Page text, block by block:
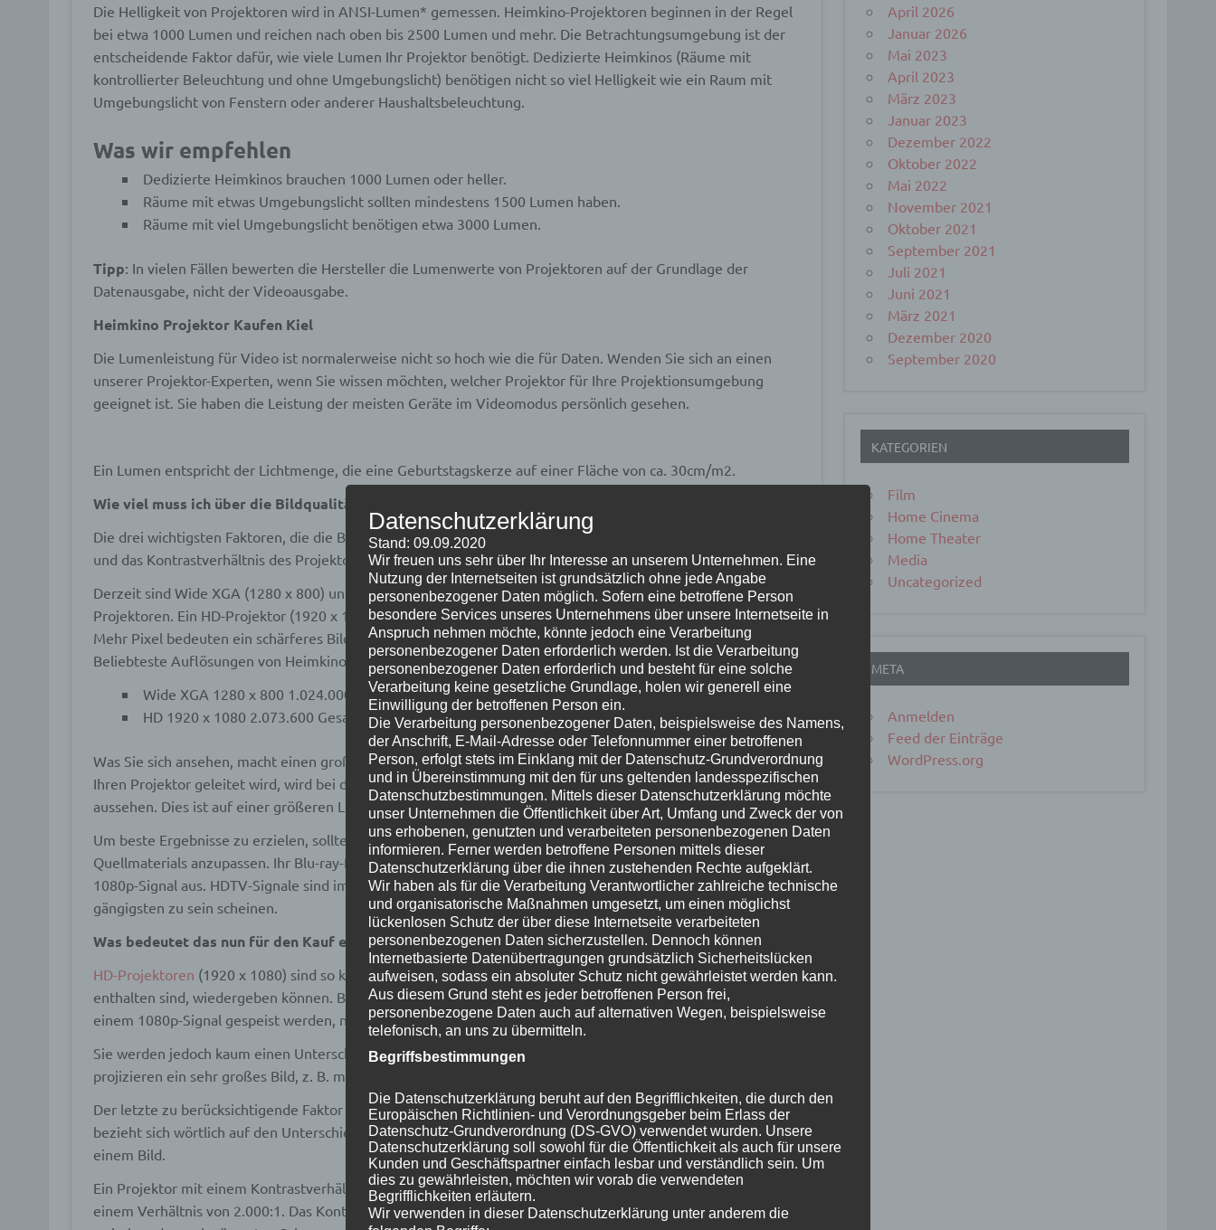
Die Helligkeit von Projektoren wird in ANSI-Lumen* gemessen. Heimkino-Projektoren beginnen in der Regel
bei etwa 1000 Lumen und reichen nach oben bis 2500 Lumen und mehr. Die Betrachtungsumgebung ist der
entscheidende Faktor dafür, wie viele Lumen Ihr Projektor benötigt. Dedizierte Heimkinos (Räume mit
kontrollierter Beleuchtung und ohne Umgebungslicht) benötigen nicht so viel Helligkeit wie ein Raum mit
Umgebungslicht von Fenstern oder anderer Haushaltsbeleuchtung.
Was wir empfehlen
Dedizierte Heimkinos brauchen 1000 Lumen oder heller.
Räume mit etwas Umgebungslicht sollten mindestens 1500 Lumen haben.
Räume mit viel Umgebungslicht benötigen etwa 3000 Lumen.
Tipp: In vielen Fällen bewerten die Hersteller die Lumenwerte von Projektoren auf der Grundlage der
Datenausgabe, nicht der Videoausgabe.
Heimkino Projektor Kaufen Kiel
Die Lumenleistung für Video ist normalerweise nicht so hoch wie die für Daten. Wenden Sie sich an einen
unserer Projektor-Experten, wenn Sie wissen möchten, welcher Projektor für Ihre Projektionsumgebung
geeignet ist. Sie haben die Leistung der meisten Geräte im Videomodus persönlich gesehen.
Ein Lumen entspricht der Lichtmenge, die eine Geburtstagskerze auf einer Fläche von ca. 30cm/m2.
Wie viel muss ich über die Bildqualität wissen?
Die drei wichtigsten Faktoren, die die Bildqualität beeinflussen, sind die native Auflösung, Ihr Quellmaterial
und das Kontrastverhältnis des Projektors.
Derzeit sind Wide XGA (1280 x 800) und HD (1920 x 1080) die gängigsten Auflösungen für Heimkino-
Projektoren. Ein HD-Projektor (1920 x 1080) hat etwa doppelt so viele Pixel wie ein Wide XGA-Projektor.
Mehr Pixel bedeuten ein schärferes Bild und eine bessere Kompatibilität mit High-Definition-Quellen.
Beliebteste Auflösungen von Heimkino-Projektoren
Wide XGA 1280 x 800 1.024.000 Gesamtpixel
HD 1920 x 1080 2.073.600 Gesamtpixel
Was Sie sich ansehen, macht einen großen Unterschied in der Bildqualität. Ein minderwertiges Signal, das an
Ihren Projektor geleitet wird, wird bei der Projektion höchstwahrscheinlich wie ein minderwertiges Bild
aussehen. Dies ist auf einer größeren Leinwand noch deutlicher zu sehen.
Um beste Ergebnisse zu erzielen, sollten Sie versuchen, den Projektor an die native Auflösung Ihres
Quellmaterials anzupassen. Ihr Blu-ray-Player, die PlayStation 3 und die Xbox 360 geben normalerweise ein
1080p-Signal aus. HDTV-Signale sind immer noch nicht vollständig standardisiert, obwohl 720p und 1080i die
gängigsten zu sein scheinen.
Was bedeutet das nun für den Kauf eines Projektors?
HD-Projektoren (1920 x 1080) sind so konzipiert, dass sie alle reichhaltigen Details, die in einem 1080p-Signal
enthalten sind, wiedergeben können. Breite XGA-Projektoren liefern großartige Ergebnisse, wenn sie mit
einem 1080p-Signal gespeist werden, nur nicht so großartig wie ihre HD-Pendants.
Sie werden jedoch kaum einen Unterschied zwischen den beiden feststellen können, es sei denn, Sie
projizieren ein sehr großes Bild, z. B. mit einer Diagonale von einem Meter oder mehr.
Der letzte zu berücksichtigende Faktor ist das Kontrastverhältnis eines Projektors. Das Kontrastverhältnis
bezieht sich wörtlich auf den Unterschied zwischen dem schwärzesten Schwarz und dem weißesten Weiß in
einem Bild.
Ein Projektor mit einem Kontrastverhältnis von 10.000:1 ist nicht unbedingt fünfmal besser als einer mit
einem Verhältnis von 2.000:1. Das Kontrastverhältnis berücksichtigt nicht, wie der Projektor alle Grautöne
April 2026
Januar 2026
Mai 2023
April 2023
März 2023
Januar 2023
Dezember 2022
Oktober 2022
Mai 2022
November 2021
Oktober 2021
September 2021
Juli 2021
Juni 2021
März 2021
Dezember 2020
September 2020
KATEGORIEN
Film
Home Cinema
Home Theater
Media
Uncategorized
META
Anmelden
Feed der Einträge
WordPress.org
Datenschutzerklärung
Stand: 09.09.2020
Wir freuen uns sehr über Ihr Interesse an unserem Unternehmen. Eine
Nutzung der Internetseiten ist grundsätzlich ohne jede Angabe
personenbezogener Daten möglich. Sofern eine betroffene Person
besondere Services unseres Unternehmens über unsere Internetseite in
Anspruch nehmen möchte, könnte jedoch eine Verarbeitung
personenbezogener Daten erforderlich werden. Ist die Verarbeitung
personenbezogener Daten erforderlich und besteht für eine solche
Verarbeitung keine gesetzliche Grundlage, holen wir generell eine
Einwilligung der betroffenen Person ein.
Die Verarbeitung personenbezogener Daten, beispielsweise des Namens,
der Anschrift, E-Mail-Adresse oder Telefonnummer einer betroffenen
Person, erfolgt stets im Einklang mit der Datenschutz-Grundverordnung
und in Übereinstimmung mit den für uns geltenden landesspezifischen
Datenschutzbestimmungen. Mittels dieser Datenschutzerklärung möchte
unser Unternehmen die Öffentlichkeit über Art, Umfang und Zweck der von
uns erhobenen, genutzten und verarbeiteten personenbezogenen Daten
informieren. Ferner werden betroffene Personen mittels dieser
Datenschutzerklärung über die ihnen zustehenden Rechte aufgeklärt.
Wir haben als für die Verarbeitung Verantwortlicher zahlreiche technische
und organisatorische Maßnahmen umgesetzt, um einen möglichst
lückenlosen Schutz der über diese Internetseite verarbeiteten
personenbezogenen Daten sicherzustellen. Dennoch können
Internetbasierte Datenübertragungen grundsätzlich Sicherheitslücken
aufweisen, sodass ein absoluter Schutz nicht gewährleistet werden kann.
Aus diesem Grund steht es jeder betroffenen Person frei,
personenbezogene Daten auch auf alternativen Wegen, beispielsweise
telefonisch, an uns zu übermitteln.
Begriffsbestimmungen
Die Datenschutzerklärung beruht auf den Begrifflichkeiten, die durch den
Europäischen Richtlinien- und Verordnungsgeber beim Erlass der
Datenschutz-Grundverordnung (DS-GVO) verwendet wurden. Unsere
Datenschutzerklärung soll sowohl für die Öffentlichkeit als auch für unsere
Kunden und Geschäftspartner einfach lesbar und verständlich sein. Um
dies zu gewährleisten, möchten wir vorab die verwendeten
Begrifflichkeiten erläutern.
Wir verwenden in dieser Datenschutzerklärung unter anderem die